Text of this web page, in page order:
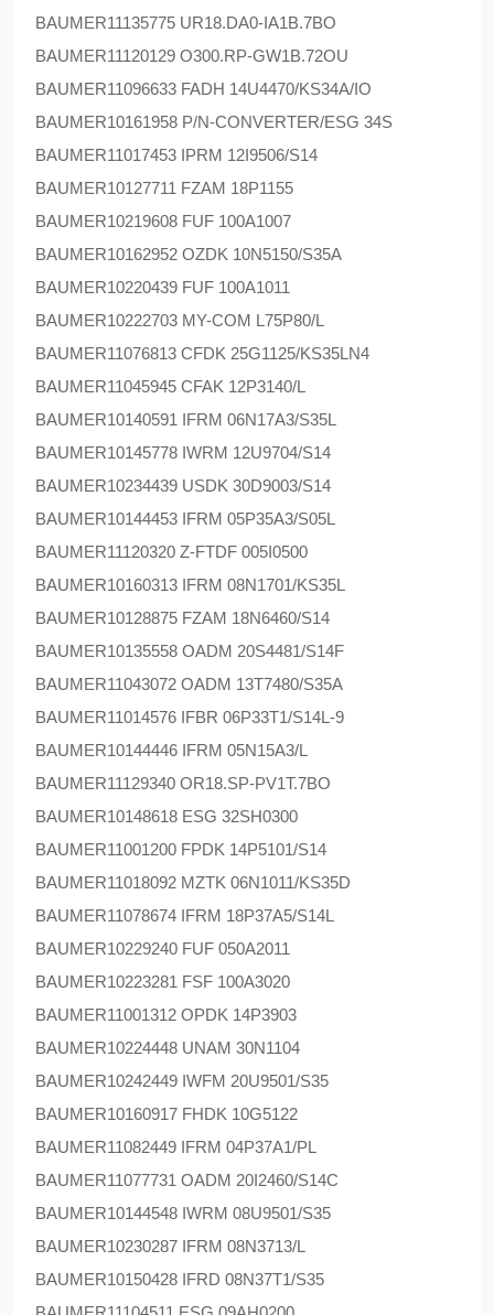
BAUMER11135775 UR18.DA0-IA1B.7BO
BAUMER11120129 O300.RP-GW1B.72OU
BAUMER11096633 FADH 14U4470/KS34A/IO
BAUMER10161958 P/N-CONVERTER/ESG 34S
BAUMER11017453 IPRM 12I9506/S14
BAUMER10127711 FZAM 18P1155
BAUMER10219608 FUF 100A1007
BAUMER10162952 OZDK 10N5150/S35A
BAUMER10220439 FUF 100A1011
BAUMER10222703 MY-COM L75P80/L
BAUMER11076813 CFDK 25G1125/KS35LN4
BAUMER11045945 CFAK 12P3140/L
BAUMER10140591 IFRM 06N17A3/S35L
BAUMER10145778 IWRM 12U9704/S14
BAUMER10234439 USDK 30D9003/S14
BAUMER10144453 IFRM 05P35A3/S05L
BAUMER11120320 Z-FTDF 005I0500
BAUMER10160313 IFRM 08N1701/KS35L
BAUMER10128875 FZAM 18N6460/S14
BAUMER10135558 OADM 20S4481/S14F
BAUMER11043072 OADM 13T7480/S35A
BAUMER11014576 IFBR 06P33T1/S14L-9
BAUMER10144446 IFRM 05N15A3/L
BAUMER11129340 OR18.SP-PV1T.7BO
BAUMER10148618 ESG 32SH0300
BAUMER11001200 FPDK 14P5101/S14
BAUMER11018092 MZTK 06N1011/KS35D
BAUMER11078674 IFRM 18P37A5/S14L
BAUMER10229240 FUF 050A2011
BAUMER10223281 FSF 100A3020
BAUMER11001312 OPDK 14P3903
BAUMER10224448 UNAM 30N1104
BAUMER10242449 IWFM 20U9501/S35
BAUMER10160917 FHDK 10G5122
BAUMER11082449 IFRM 04P37A1/PL
BAUMER11077731 OADM 20I2460/S14C
BAUMER10144548 IWRM 08U9501/S35
BAUMER10230287 IFRM 08N3713/L
BAUMER10150428 IFRD 08N37T1/S35